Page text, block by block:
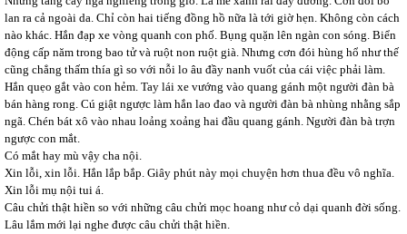
lan ra cả ngoài da. Chỉ còn hai tiếng đồng hồ nữa là tới giờ hẹn. Không còn cách
nào khác. Hắn đạp xe vòng quanh con phố. Bụng quặn lên ngàn con sóng. Biển
động cấp năm trong bao tử và ruột non ruột già. Nhưng cơn đói hùng hổ như thế
cũng chẳng thấm thía gì so với nỗi lo âu đầy nanh vuốt của cái việc phải làm.
Hắn quẹo gắt vào con hẻm. Tay lái xe vướng vào quang gánh một người đàn bà
bán hàng rong. Cú giật ngược làm hắn lao đao và người đàn bà nhùng nhằng sắp
ngã. Chén bát xô vào nhau loảng xoảng hai đầu quang gánh. Người đàn bà trợn
ngược con mắt.
Có mắt hay mù vậy cha nội.
Xin lỗi, xin lỗi. Hắn lắp bắp. Giây phút này mọi chuyện hơn thua đều vô nghĩa.
Xin lỗi mụ nội tui á.
Câu chửi thật hiền so với những câu chửi mọc hoang như cỏ dại quanh đời sống.
Lâu lắm mới lại nghe được câu chửi thật hiền.